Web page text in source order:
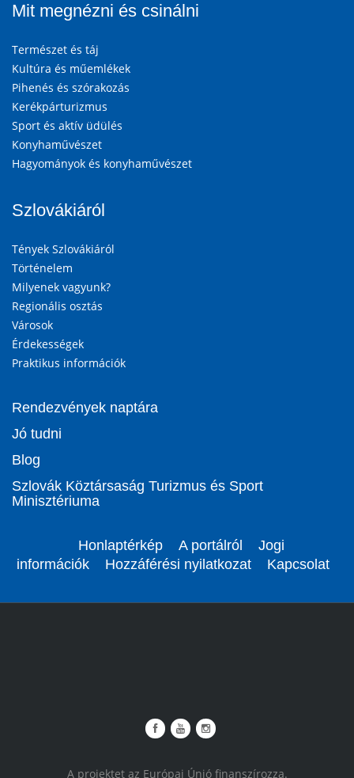
Mit megnézni és csinálni
Természet és táj
Kultúra és műemlékek
Pihenés és szórakozás
Kerékpárturizmus
Sport és aktív üdülés
Konyhaművészet
Hagyományok és konyhaművészet
Szlovákiáról
Tények Szlovákiáról
Történelem
Milyenek vagyunk?
Regionális osztás
Városok
Érdekességek
Praktikus információk
Rendezvények naptára
Jó tudni
Blog
Szlovák Köztársaság Turizmus és Sport
Minisztériuma
Honlaptérkép A portálról
Jogi
információk
Hozzáférési nyilatkozat Kapcsolat
A projektet az Európai Únió finanszírozza.